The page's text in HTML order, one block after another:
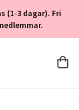
(1-3 dagar). Fri